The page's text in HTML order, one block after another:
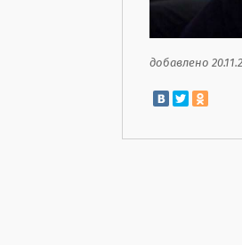
добавлено